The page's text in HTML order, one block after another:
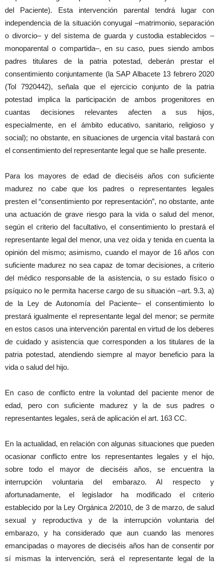
del Paciente). Esta intervención parental tendrá lugar con
independencia de la situación conyugal –matrimonio, separación
o divorcio– y del sistema de guarda y custodia establecidos –
monoparental o compartida–, en su caso, pues siendo ambos
padres titulares de la patria potestad, deberán prestar el
consentimiento conjuntamente (la SAP Albacete 13 febrero 2020
(Tol 7920442), señala que el ejercicio conjunto de la patria
potestad implica la participación de ambos progenitores en
cuantas decisiones relevantes afecten a sus hijos,
especialmente, en el ámbito educativo, sanitario, religioso y
social); no obstante, en situaciones de urgencia vital bastará con
el consentimiento del representante legal que se halle presente.
Para los mayores de edad de dieciséis años con suficiente
madurez no cabe que los padres o representantes legales
presten el “consentimiento por representación”, no obstante, ante
una actuación de grave riesgo para la vida o salud del menor,
según el criterio del facultativo, el consentimiento lo prestará el
representante legal del menor, una vez oída y tenida en cuenta la
opinión del mismo; asimismo, cuando el mayor de 16 años con
suficiente madurez no sea capaz de tomar decisiones, a criterio
del médico responsable de la asistencia, o su estado físico o
psíquico no le permita hacerse cargo de su situación –art. 9.3, a)
de la Ley de Autonomía del Paciente– el consentimiento lo
prestará igualmente el representante legal del menor; se permite
en estos casos una intervención parental en virtud de los deberes
de cuidado y asistencia que corresponden a los titulares de la
patria potestad, atendiendo siempre al mayor beneficio para la
vida o salud del hijo.
En caso de conflicto entre la voluntad del paciente menor de
edad, pero con suficiente madurez y la de sus padres o
representantes legales, será de aplicación el art. 163 CC.
En la actualidad, en relación con algunas situaciones que pueden
ocasionar conflicto entre los representantes legales y el hijo,
sobre todo el mayor de dieciséis años, se encuentra la
interrupción voluntaria del embarazo. Al respecto y
afortunadamente, el legislador ha modificado el criterio
establecido por la Ley Orgánica 2/2010, de 3 de marzo, de salud
sexual y reproductiva y de la interrupción voluntaria del
embarazo, y ha considerado que aun cuando las menores
emancipadas o mayores de dieciséis años han de consentir por
sí mismas la intervención, será el representante legal de la